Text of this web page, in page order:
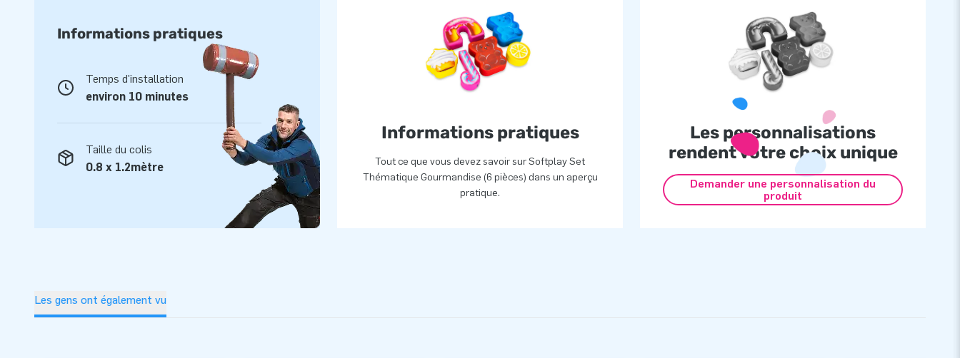
Informations pratiques
Temps d'installation
environ 10 minutes
Taille du colis
0.8 x 1.2mètre
Informations pratiques
Tout ce que vous devez savoir sur Softplay Set
Thématique Gourmandise (6 pièces) dans un aperçu
pratique.
Les personnalisations
rendent votre choix unique
Demander une personnalisation du
produit
Les gens ont également vu